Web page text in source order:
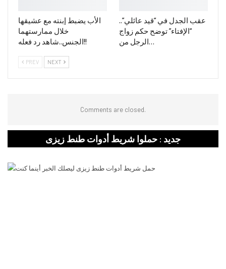
الأب يضبط إبنته مع عشيقها
خلال ممارستهما
الجنس..شاهد رد فعله!!
عقب الجدل في “قيد عائلي”..
“الإفتاء” توضح حكم زواج
الرجل من…
PREV NEXT
Comments are closed.
جديد : حملوا شريط أدوات طنط زيزى